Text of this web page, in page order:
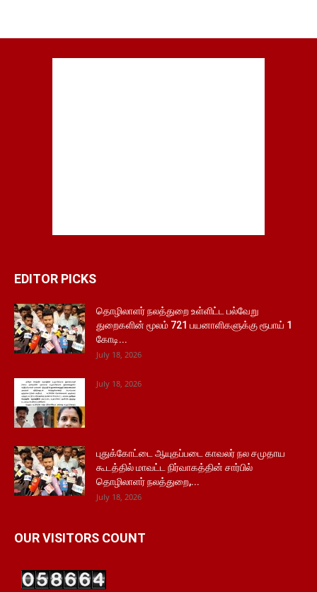
EDITOR PICKS
தொழிலாளர் நலத்துறை உள்ளிட்ட பல்வேறு
துறைகளின் மூலம் 721 பயனாளிகளுக்கு ரூபாய் 1
கோடி...
July 18, 2026
July 18, 2026
புதுக்கோட்டை ஆயுதப்படை காவலர் நல சமுதாய
கூடத்தில் மாவட்ட நிர்வாகத்தின் சார்பில்
தொழிலாளர் நலத்துறை,...
July 18, 2026
OUR VISITORS COUNT